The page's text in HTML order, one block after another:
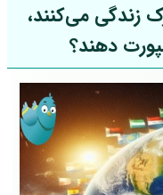
زندگی می‌کنند،
دهند؟